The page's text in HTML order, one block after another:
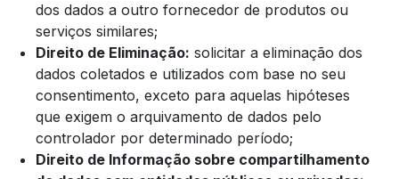
dos dados a outro fornecedor de produtos ou
serviços similares;
Direito de Eliminação: solicitar a eliminação dos
dados coletados e utilizados com base no seu
consentimento, exceto para aquelas hipóteses
que exigem o arquivamento de dados pelo
controlador por determinado período;
Direito de Informação sobre compartilhamento